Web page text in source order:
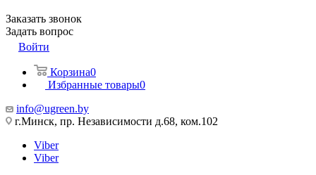
Заказать звонок
Задать вопрос
Войти
Корзина0
Избранные товары0
info@ugreen.by
г.Минск, пр. Независимости д.68, ком.102
Viber
Viber